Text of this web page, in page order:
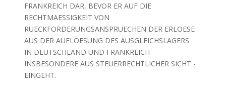
FRANKREICH DAR, BEVOR ER AUF DIE
RECHTMAESSIGKEIT VON
RUECKFORDERUNGSANSPRUECHEN DER ERLOESE
AUS DER AUFLOESUNG DES AUSGLEICHSLAGERS
IN DEUTSCHLAND UND FRANKREICH -
INSBESONDERE AUS STEUERRECHTLICHER SICHT -
EINGEHT.